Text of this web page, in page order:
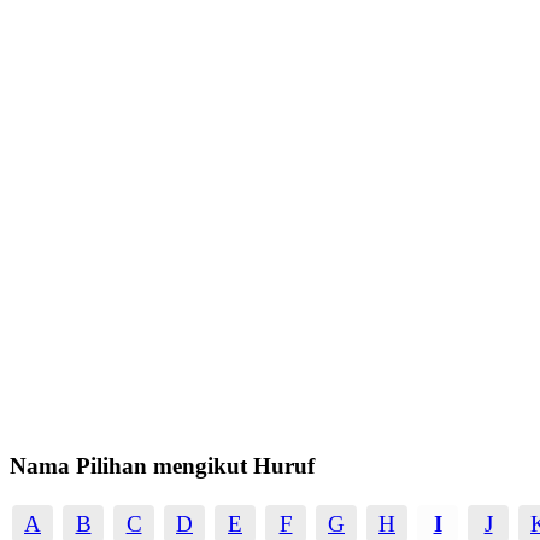
Nama Pilihan mengikut Huruf
A B C D E F G H I J